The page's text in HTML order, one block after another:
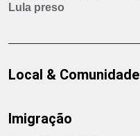
Lula preso
Local & Comunidade
Imigração